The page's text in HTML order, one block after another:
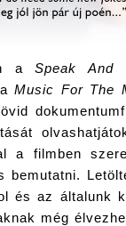
aSpeak And
aMusic For The
a filmben
bemutatni.
és az általunk
még